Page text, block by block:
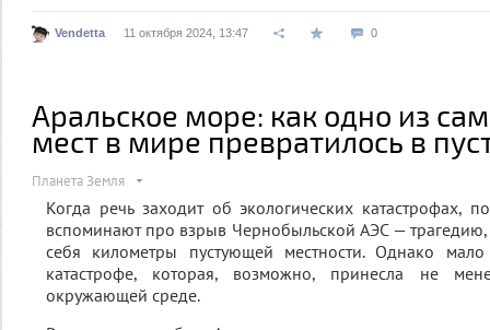
Vendetta 11 октября 2024, 13:47 0
Аральское море: как одно из
мест в мире превратилось в
Планета Земля
Когда речь заходит об экологических катастрофах,
вспоминают про взрыв Чернобыльской АЭС — трагедию,
себя километры пустующей местности. Однако
катастрофе, которая, возможно, принесла не
окружающей среде.